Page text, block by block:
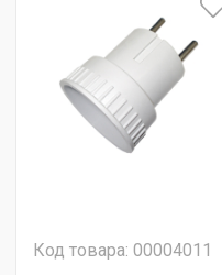
Код товара: 00004011